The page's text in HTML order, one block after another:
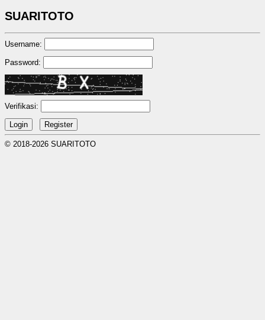
SUARITOTO
Username:
Password:
Verifikasi:
© 2018-2026 SUARITOTO